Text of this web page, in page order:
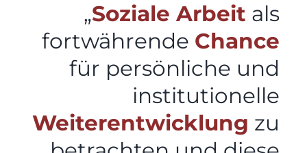
„Soziale Arbeit als
fortwährende Chance
für persönliche und
institutionelle
Weiterentwicklung zu